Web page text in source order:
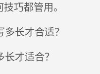
巧都管用。
长才合适？
才适合？